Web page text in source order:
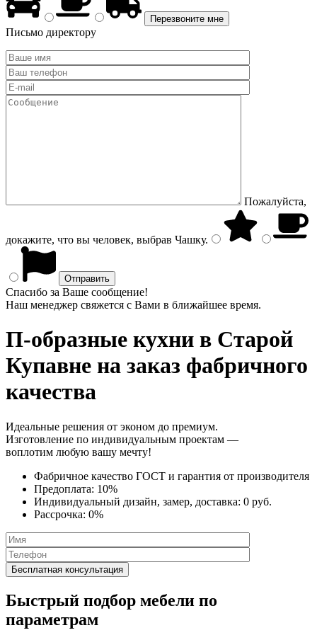
Письмо директору
Пожалуйста,
докажите, что вы человек, выбрав Чашку.
Спасибо за Ваше сообщение!
Наш менеджер свяжется с Вами в ближайшее время.
П-образные кухни в Старой
Купавне на заказ фабричного
качества
Идеальные решения от эконом до премиум.
Изготовление по индивидуальным проектам —
воплотим любую вашу мечту!
Фабричное качество ГОСТ и гарантия от производителя
Предоплата: 10%
Индивидуальный дизайн, замер, доставка: 0 руб.
Рассрочка: 0%
Быстрый подбор мебели по
параметрам